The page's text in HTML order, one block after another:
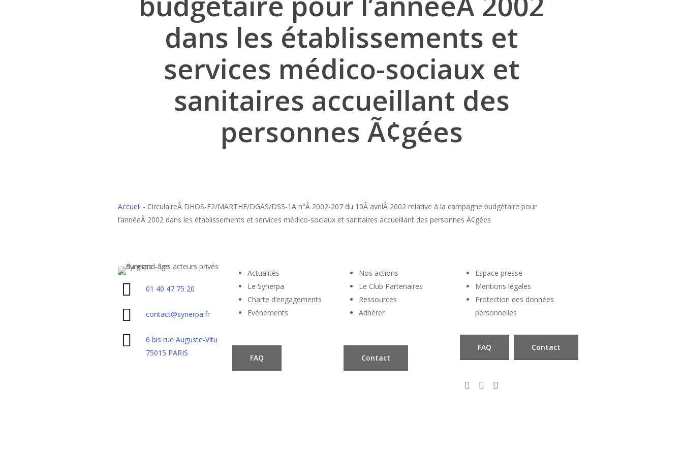
dans les établissements et
services médico-sociaux et
sanitaires accueillant des
personnes Ã¢gées
Accueil - CirculaireÂ DHOS-F2/MARTHE/DGAS/DSS-1A n°Â 2002-207 du 10Â avrilÂ 2002 relative à la campagne budgétaire pour
l’annéeÂ 2002 dans les établissements et services médico-sociaux et sanitaires accueillant des personnes Ã¢gées
01 40 47 75 20
contact@synerpa.fr
6 bis rue Auguste-Vitu
75015 PARIS
Actualités
Le Synerpa
Charte d’engagements
Evénements
Nos actions
Le Club Partenaires
Ressources
Adhérer
FAQ Contact
Espace presse
Mentions légales
Protection des données
personnelles
FAQ Contact